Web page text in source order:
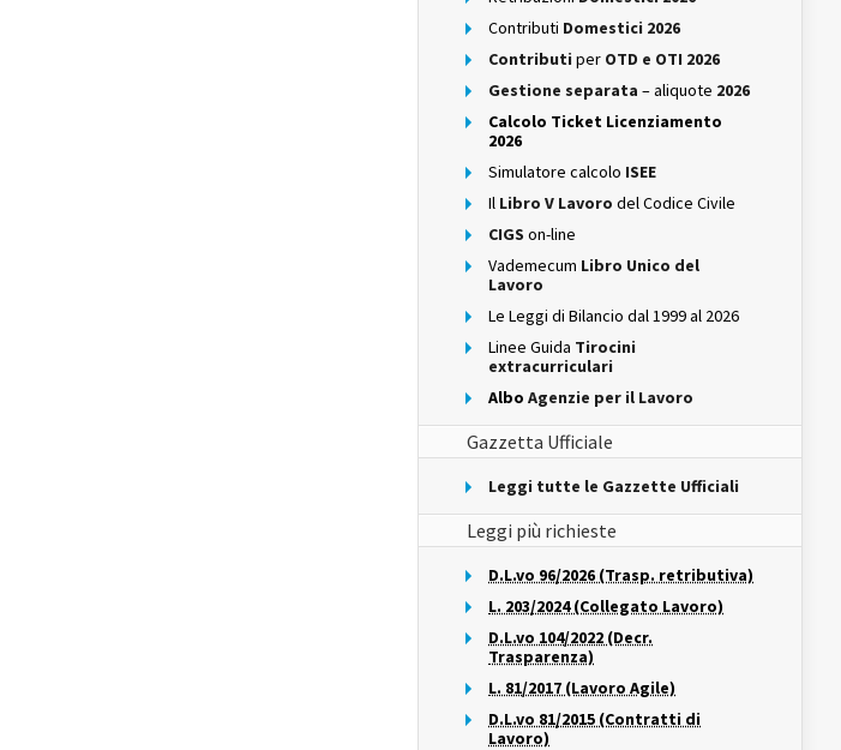
Contributi Domestici 2026
Contributi per OTD e OTI 2026
Gestione separata – aliquote 2026
Calcolo Ticket Licenziamento
2026
Simulatore calcolo ISEE
Il Libro V Lavoro del Codice Civile
CIGS on-line
Vademecum Libro Unico del
Lavoro
Le Leggi di Bilancio dal 1999 al 2026
Linee Guida Tirocini
extracurriculari
Albo Agenzie per il Lavoro
Gazzetta Ufficiale
Leggi tutte le Gazzette Ufficiali
Leggi più richieste
D.L.vo 96/2026 (Trasp. retributiva)
L. 203/2024 (Collegato Lavoro)
D.L.vo 104/2022 (Decr.
Trasparenza)
L. 81/2017 (Lavoro Agile)
D.L.vo 81/2015 (Contratti di
Lavoro)